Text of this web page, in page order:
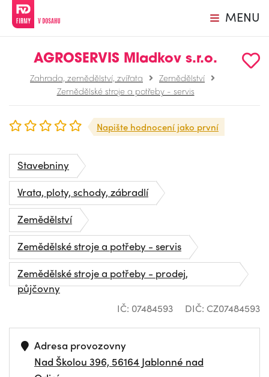
MENU
AGROSERVIS Mladkov s.r.o.
Zahrada, zemědělství, zvířata
Zemědělství
Zemědělské stroje a potřeby - servis
Napište hodnocení jako první
Stavebniny
Vrata, ploty, schody, zábradlí
Zemědělství
Zemědělské stroje a potřeby - servis
Zemědělské stroje a potřeby - prodej,
půjčovny
IČ: 07484593 DIČ: CZ07484593
Adresa provozovny
Nad Školou 396, 56164 Jablonné nad